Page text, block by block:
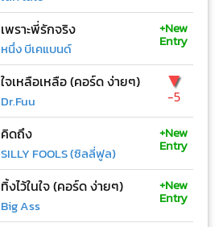
เพราะพี่รักจริง
หนึ่ง บีเคแบนด์
+New
Entry
ใจเหลือเหลือ (คอร์ด ง่ายๆ)
Dr.Fuu
▼
-5
คิดถึง
SILLY FOOLS (ซิลลี่ฟูล)
+New
Entry
ทิ้งไว้ในใจ (คอร์ด ง่ายๆ)
Big Ass
+New
Entry